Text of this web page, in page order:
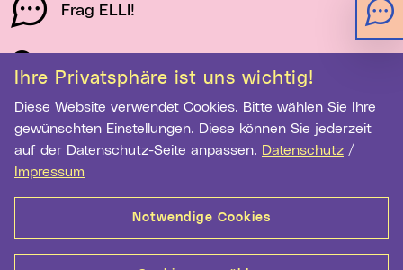
Ihre Privatsphäre ist uns wichtig!
Diese Website verwendet Cookies. Bitte wählen Sie Ihre
gewünschten Einstellungen. Diese können Sie jederzeit
auf der Datenschutz-Seite anpassen. Datenschutz /
Impressum
Notwendige Cookies
Frag ELLI!
Schau auf Linz
Newsletter-Anmeldung
E-Mail-Adresse eingeben
Anmelden